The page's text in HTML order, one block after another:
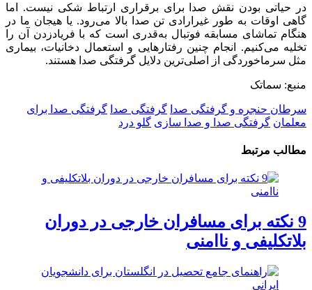
در حیاتی بودن نقش صدا برای برقراری ارتباط شکی نیست. اما
گاهی اوقات به طور غیرارادی تن صدا بالا می‌رود. یا هیجان ما در
هنگام تماشای مسابقه فوتبال به‌قدری است که با فریادزدن آن را
تخلیه می‌کنیم. انجام چنین رفتارهایی و استعمال دخانیات، بیماری
مثل سرماخوردگی از اصلی‌ترین دلایل گرفتگی صدا هستند.
منبع: سماتک
سرطان حنجره و گرفتگی صدا گرفتگی صدا گرفتگی صدا برای
معلمان گرفتگی صدا و صدا سازی گلو درد
مطالب مرتبط
9 نکته برای مسافران خارجی در دوران
بلاتکلیفی و ناامنی